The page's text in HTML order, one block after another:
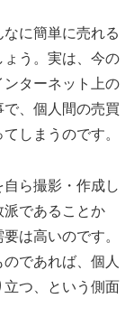
に簡単に売れる
う。実は、今の
ターネット上の
、個人間の売買
しまうのです。
ら撮影・作成し
派であることか
は高いのです。
であれば、個人
つ、という側面